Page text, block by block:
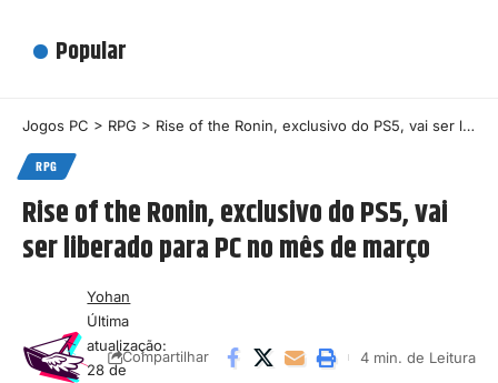
Popular
Jogos PC > RPG > Rise of the Ronin, exclusivo do PS5, vai ser liberado para PC no mês de março
RPG
Rise of the Ronin, exclusivo do PS5, vai
ser liberado para PC no mês de março
Última
atualização:
28 de
Yohan
Compartilhar 4 min. de Leitura